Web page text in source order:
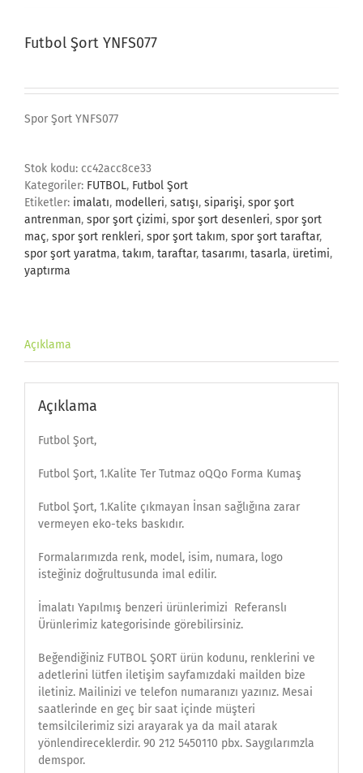
Futbol Şort YNFS077
Spor Şort YNFS077
Stok kodu: cc42acc8ce33
Kategoriler: FUTBOL, Futbol Şort
Etiketler: imalatı, modelleri, satışı, siparişi, spor şort
antrenman, spor şort çizimi, spor şort desenleri, spor şort
maç, spor şort renkleri, spor şort takım, spor şort taraftar,
spor şort yaratma, takım, taraftar, tasarımı, tasarla, üretimi,
yaptırma
Açıklama
Açıklama
Futbol Şort,
Futbol Şort, 1.Kalite Ter Tutmaz oQQo Forma Kumaş
Futbol Şort, 1.Kalite çıkmayan İnsan sağlığına zarar
vermeyen eko-teks baskıdır.
Formalarımızda renk, model, isim, numara, logo
isteğiniz doğrultusunda imal edilir.
İmalatı Yapılmış benzeri ürünlerimizi Referanslı
Ürünlerimiz kategorisinde görebilirsiniz.
Beğendiğiniz FUTBOL ŞORT ürün kodunu, renklerini ve
adetlerini lütfen iletişim sayfamızdaki mailden bize
iletiniz. Mailinizi ve telefon numaranızı yazınız. Mesai
saatlerinde en geç bir saat içinde müşteri
temsilcilerimiz sizi arayarak ya da mail atarak
yönlendireceklerdir. 90 212 5450110 pbx. Saygılarımzla
demspor.